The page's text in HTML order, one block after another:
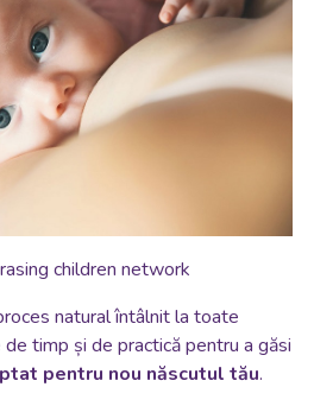
children network
natural întâlnit la toate
timp și de practică pentru a găsi
pentru nou născutul tău.